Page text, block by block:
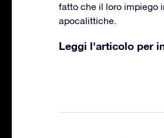
fatto che il loro impiego
apocalittiche.
Leggi l'articolo per